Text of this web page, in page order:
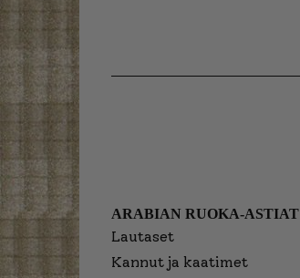
ARABIAN RUOKA-ASTIAT
Lautaset
Kannut ja kaatimet